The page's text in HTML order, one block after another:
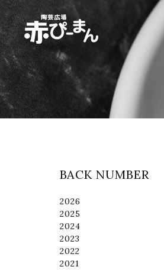
イベント・出
BACK NUMBER
2026
2025
2024
2023
2022
2021